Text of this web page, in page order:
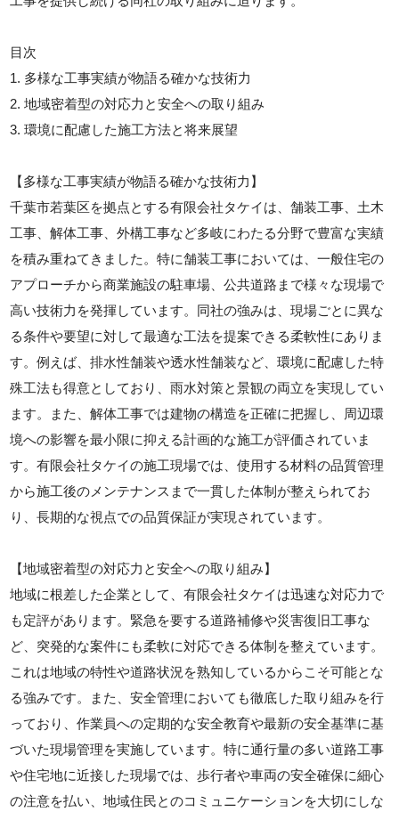
目次
1. 多様な工事実績が物語る確かな技術力
2. 地域密着型の対応力と安全への取り組み
3. 環境に配慮した施工方法と将来展望
【多様な工事実績が物語る確かな技術力】
千葉市若葉区を拠点とする有限会社タケイは、舗装工事、土木
工事、解体工事、外構工事など多岐にわたる分野で豊富な実績
を積み重ねてきました。特に舗装工事においては、一般住宅の
アプローチから商業施設の駐車場、公共道路まで様々な現場で
高い技術力を発揮しています。同社の強みは、現場ごとに異な
る条件や要望に対して最適な工法を提案できる柔軟性にありま
す。例えば、排水性舗装や透水性舗装など、環境に配慮した特
殊工法も得意としており、雨水対策と景観の両立を実現してい
ます。また、解体工事では建物の構造を正確に把握し、周辺環
境への影響を最小限に抑える計画的な施工が評価されていま
す。有限会社タケイの施工現場では、使用する材料の品質管理
から施工後のメンテナンスまで一貫した体制が整えられてお
り、長期的な視点での品質保証が実現されています。
【地域密着型の対応力と安全への取り組み】
地域に根差した企業として、有限会社タケイは迅速な対応力で
も定評があります。緊急を要する道路補修や災害復旧工事な
ど、突発的な案件にも柔軟に対応できる体制を整えています。
これは地域の特性や道路状況を熟知しているからこそ可能とな
る強みです。また、安全管理においても徹底した取り組みを行
っており、作業員への定期的な安全教育や最新の安全基準に基
づいた現場管理を実施しています。特に通行量の多い道路工事
や住宅地に近接した現場では、歩行者や車両の安全確保に細心
の注意を払い、地域住民とのコミュニケーションを大切にしな